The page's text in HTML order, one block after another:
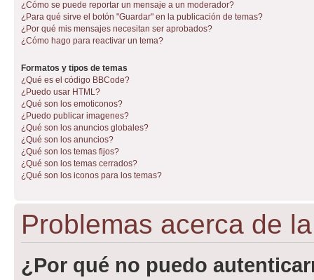
¿Cómo se puede reportar un mensaje a un moderador?
¿Para qué sirve el botón "Guardar" en la publicación de temas?
¿Por qué mis mensajes necesitan ser aprobados?
¿Cómo hago para reactivar un tema?
Formatos y tipos de temas
¿Qué es el código BBCode?
¿Puedo usar HTML?
¿Qué son los emoticonos?
¿Puedo publicar imagenes?
¿Qué son los anuncios globales?
¿Qué son los anuncios?
¿Qué son los temas fijos?
¿Qué son los temas cerrados?
¿Qué son los iconos para los temas?
Problemas acerca de
¿Por qué no puedo